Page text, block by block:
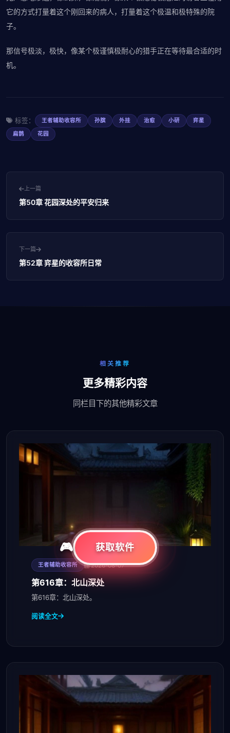
它的方式打量着这个刚回来的病人，打量着这个极温和极特殊的院
子。
那信号极淡，极快，像某个极谨慎极耐心的猎手正在等待最合适的时
机。
标签： 王者辅助收容所 孙膑 外挂 治愈 小研
弈星
扁鹊
花园
上一篇
第50章 花园深处的平安归来
下一篇
第52章 弈星的收容所日常
相关推荐
更多精彩内容
同栏目下的其他精彩文章
王者辅助收容所 2026-08-07
第616章：北山深处
第616章：北山深处。
阅读全文
获取软件